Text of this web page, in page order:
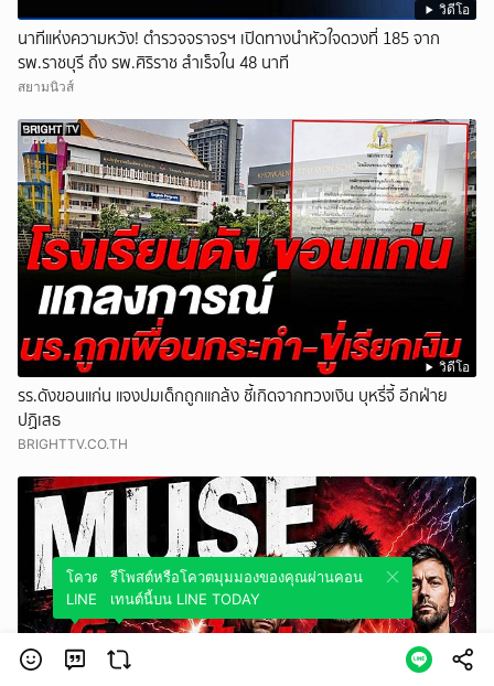
วิดีโอ
นาทีแห่งความหวัง! ตำรวจจราจรฯ เปิดทางนำหัวใจดวงที่ 185 จาก
รพ.ราชบุรี ถึง รพ.ศิริราช สำเร็จใน 48 นาที
สยามนิวส์
วิดีโอ
รร.ดังขอนแก่น แจงปมเด็กถูกแกล้ง ชี้เกิดจากทวงเงิน บุหรี่จี้ อีกฝ่าย
ปฏิเสธ
BRIGHTTV.CO.TH
โควตมุมมองของคุณผ่านคอนเทนต์นี้บน
LINE TODAY
รีโพสต์หรือโควตมุมมองของคุณผ่านคอน
เทนต์นี้บน LINE TODAY